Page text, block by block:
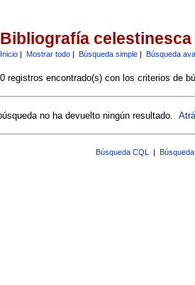
Bibliografía celestinesca
Inicio| Mostrar todo| Búsqueda simple| Búsqueda
0 registros encontrado(s) con los criterios de
no ha devuelto ningún resultado.
Búsqueda CQL |